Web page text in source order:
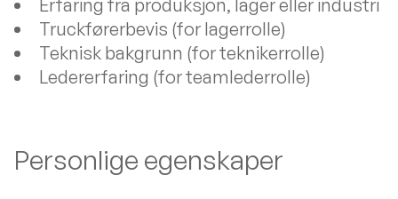
Erfaring fra produksjon, lager eller industri
Truckførerbevis (for lagerrolle)
Teknisk bakgrunn (for teknikerrolle)
Ledererfaring (for teamlederrolle)
Personlige egenskaper